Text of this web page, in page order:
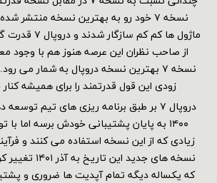
نسخه ۷ خود رو به بهترین نسخه منتشر
ماژول ها کم کم
نسخه ۷ بهترین نسخه دروپال به شمار می
زودی این قول قدرتمند را برای همیشه
دروپال ۷ بر طبق برنامه ریزی های تیم
۱۴۰۰ به پایان پشتیبانی خودش برسه اما
زیادی که از این نسخه استفاده می کنند و
نسخه های جدید
که یکساله دیگه تمام آپدیت ها ضروری و